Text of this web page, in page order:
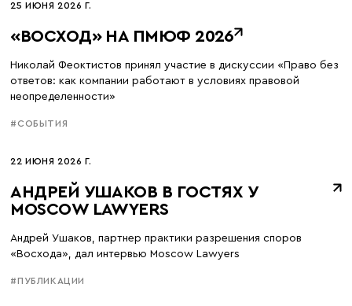
25 ИЮНЯ 2026 Г.
«ВОСХОД» НА ПМЮФ 2026
Николай Феоктистов принял участие в дискуссии «Право без
ответов: как компании работают в условиях правовой
неопределенности»
#СОБЫТИЯ
22 ИЮНЯ 2026 Г.
АНДРЕЙ УШАКОВ В ГОСТЯХ У
MOSCOW LAWYERS
Андрей Ушаков, партнер практики разрешения споров
«Восхода», дал интервью Moscow Lawyers
#ПУБЛИКАЦИИ